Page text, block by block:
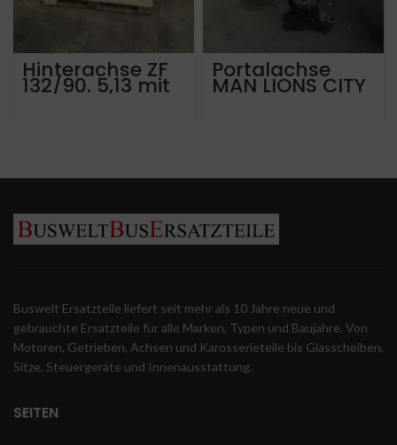
Hinterachse ZF
132/90. 5,13 mit
ca 610.000 km
Portalachse
MAN LIONS CITY
A20 A21 A23
Buswelt Ersatzteile liefert seit mehr als 10 Jahre neue und
gebrauchte Ersatzteile für alle Marken, Typen und Baujahre. Von
Motoren, Getrieben, Achsen und Karosserieteile bis Glasscheiben,
Sitze, Steuergeräte und Innenausstattung.
SEITEN